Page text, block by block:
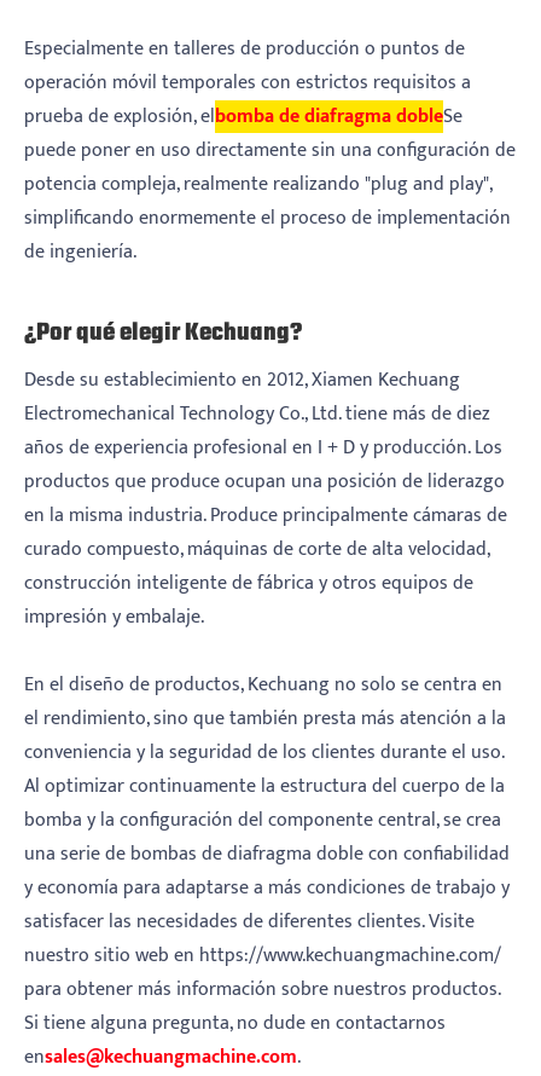
Especialmente en talleres de producción o puntos de
operación móvil temporales con estrictos requisitos a
prueba de explosión, elbomba de diafragma dobleSe
puede poner en uso directamente sin una configuración de
potencia compleja, realmente realizando "plug and play",
simplificando enormemente el proceso de implementación
de ingeniería.
¿Por qué elegir Kechuang?
Desde su establecimiento en 2012, Xiamen Kechuang
Electromechanical Technology Co., Ltd. tiene más de diez
años de experiencia profesional en I + D y producción. Los
productos que produce ocupan una posición de liderazgo
en la misma industria. Produce principalmente cámaras de
curado compuesto, máquinas de corte de alta velocidad,
construcción inteligente de fábrica y otros equipos de
impresión y embalaje.
En el diseño de productos, Kechuang no solo se centra en
el rendimiento, sino que también presta más atención a la
conveniencia y la seguridad de los clientes durante el uso.
Al optimizar continuamente la estructura del cuerpo de la
bomba y la configuración del componente central, se crea
una serie de bombas de diafragma doble con confiabilidad
y economía para adaptarse a más condiciones de trabajo y
satisfacer las necesidades de diferentes clientes. Visite
nuestro sitio web en https://www.kechuangmachine.com/
para obtener más información sobre nuestros productos.
Si tiene alguna pregunta, no dude en contactarnos
ensales@kechuangmachine.com.